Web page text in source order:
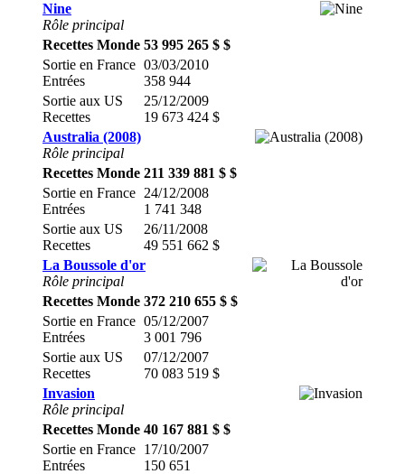
Nine
Rôle principal
Recettes Monde 53 995 265 $ $
Sortie en France
Entrées
03/03/2010
358 944
Sortie aux US
Recettes
25/12/2009
19 673 424 $
Australia (2008)
Rôle principal
Recettes Monde 211 339 881 $ $
Sortie en France
Entrées
24/12/2008
1 741 348
Sortie aux US
Recettes
26/11/2008
49 551 662 $
La Boussole d'or
Rôle principal
Recettes Monde 372 210 655 $ $
Sortie en France
Entrées
05/12/2007
3 001 796
Sortie aux US
Recettes
07/12/2007
70 083 519 $
Invasion
Rôle principal
Recettes Monde 40 167 881 $ $
Sortie en France
Entrées
17/10/2007
150 651